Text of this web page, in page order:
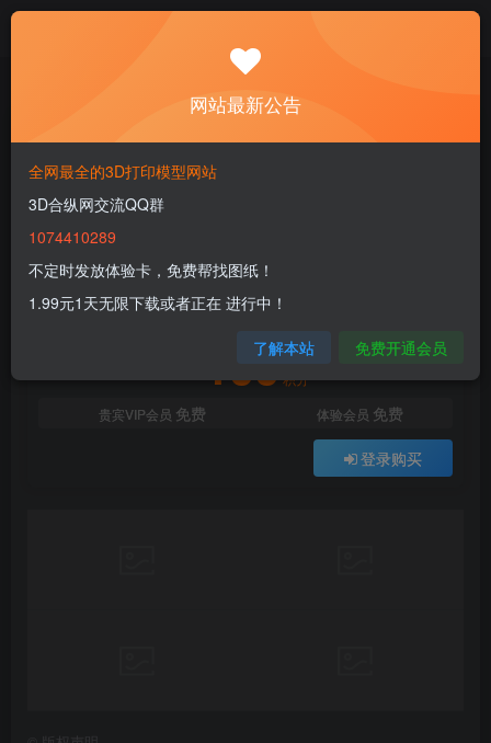
【DC英雄】Harley Quinn 哈莉奎因
3dhezong
1年前更新
【DC英雄】Harley Quinn 哈莉奎因
100积分
贵宾VIP会员 免费 体验会员 免费
登录购买
付费资源
网站最新公告
全网最全的3D打印模型网站
3D合纵网交流QQ群
1074410289
不定时发放体验卡，免费帮找图纸！
1.99元1天无限下载或者正在 进行中！
了解本站 免费开通会员